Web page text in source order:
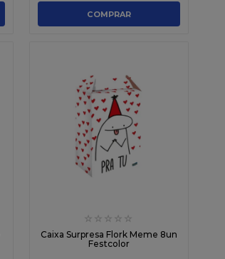
COMPRAR
☆ ☆ ☆ ☆ ☆
Caixa Surpresa Flork Meme 8un
Festcolor